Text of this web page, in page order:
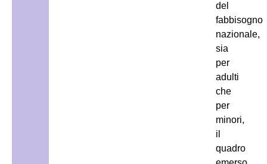
del
fabbisogno
nazionale,
sia
per
adulti
che
per
minori,
il
quadro